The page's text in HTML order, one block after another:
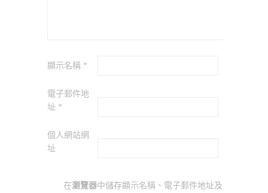
顯示名稱 *
電子郵件地
址 *
個人網站網
址
在瀏覽器中儲存顯示名稱、電子郵件地址及